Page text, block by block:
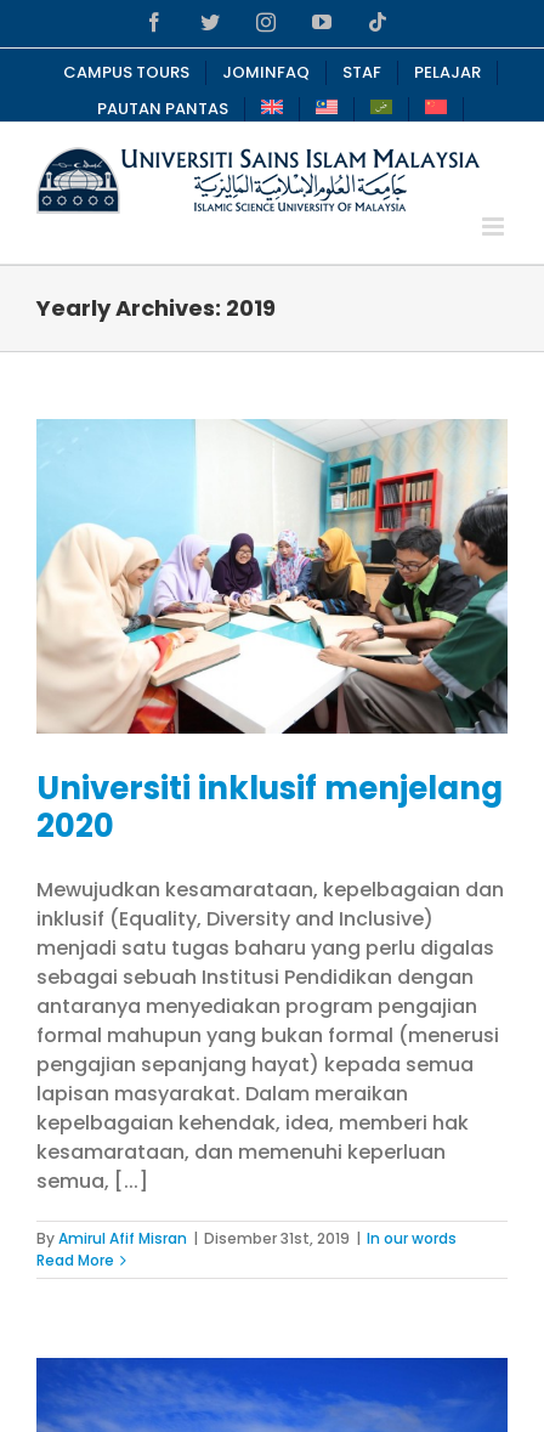
to
content
FacebookTwitterInstagramYouTube
CAMPUS TOURS JOMINFAQ STAF
PELAJAR
PAUTAN PANTAS
Yearly Archives: 2019
Universiti inklusif menjelang
2020
Mewujudkan kesamarataan, kepelbagaian dan
inklusif (Equality, Diversity and Inclusive)
menjadi satu tugas baharu yang perlu digalas
sebagai sebuah Institusi Pendidikan dengan
antaranya menyediakan program pengajian
formal mahupun yang bukan formal (menerusi
pengajian sepanjang hayat) kepada semua
lapisan masyarakat. Dalam meraikan
kepelbagaian kehendak, idea, memberi hak
kesamarataan, dan memenuhi keperluan
semua, [...]
ByAmirul Afif Misran | Disember 31st, 2019 | In our words
Read More